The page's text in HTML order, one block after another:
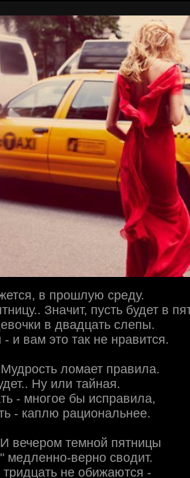
в прошлую среду.
Значит, пусть будет в
в двадцать слепы.
и вам это так не нравится.
ломает правила.
Ну или тайная.
- многое бы исправила,
- каплю рациональнее.
вечером темной пятницы
медленно-верно сводит.
не обижаются -